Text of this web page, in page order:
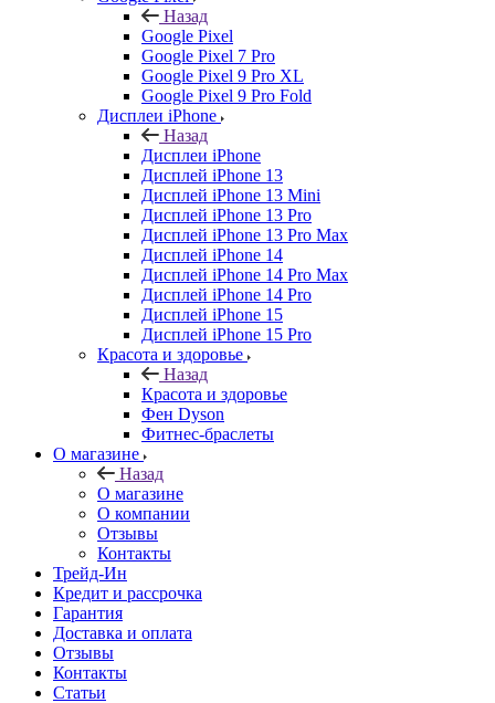
Назад
Google Pixel
Google Pixel 7 Pro
Google Pixel 9 Pro XL
Google Pixel 9 Pro Fold
Дисплеи iPhone
Назад
Дисплеи iPhone
Дисплей iPhone 13
Дисплей iPhone 13 Mini
Дисплей iPhone 13 Pro
Дисплей iPhone 13 Pro Max
Дисплей iPhone 14
Дисплей iPhone 14 Pro Max
Дисплей iPhone 14 Pro
Дисплей iPhone 15
Дисплей iPhone 15 Pro
Красота и здоровье
Назад
Красота и здоровье
Фен Dyson
Фитнес-браслеты
О магазине
Назад
О магазине
О компании
Отзывы
Контакты
Трейд-Ин
Кредит и рассрочка
Гарантия
Доставка и оплата
Отзывы
Контакты
Статьи